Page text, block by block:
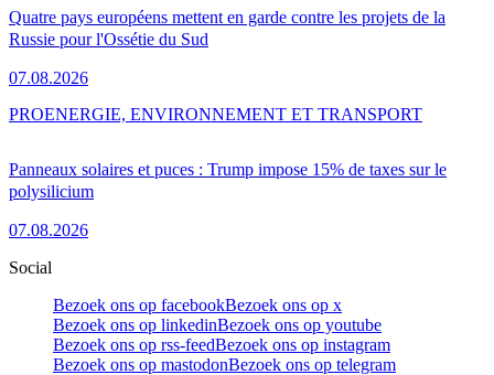
Quatre pays européens mettent en garde contre les projets de la
Russie pour l'Ossétie du Sud
07.08.2026
Panneaux solaires et puces : Trump impose 15% de taxes sur le
polysilicium
07.08.2026
PROENERGIE, ENVIRONNEMENT ET TRANSPORT
Social
Bezoek ons op facebookBezoek ons op x
Bezoek ons op linkedinBezoek ons op youtube
Bezoek ons op rss-feedBezoek ons op instagram
Bezoek ons op mastodonBezoek ons op telegram